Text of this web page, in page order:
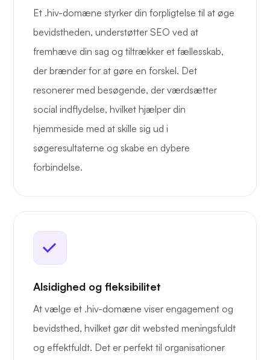
Et .hiv-domæne styrker din forpligtelse til at øge
bevidstheden, understøtter SEO ved at
fremhæve din sag og tiltrækker et fællesskab,
der brænder for at gøre en forskel. Det
resonerer med besøgende, der værdsætter
social indflydelse, hvilket hjælper din
hjemmeside med at skille sig ud i
søgeresultaterne og skabe en dybere
forbindelse.
Alsidighed og fleksibilitet
At vælge et .hiv-domæne viser engagement og
bevidsthed, hvilket gør dit websted meningsfuldt
og effektfuldt. Det er perfekt til organisationer